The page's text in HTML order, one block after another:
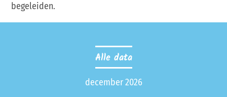
begeleiden.
Alle data
december 2026